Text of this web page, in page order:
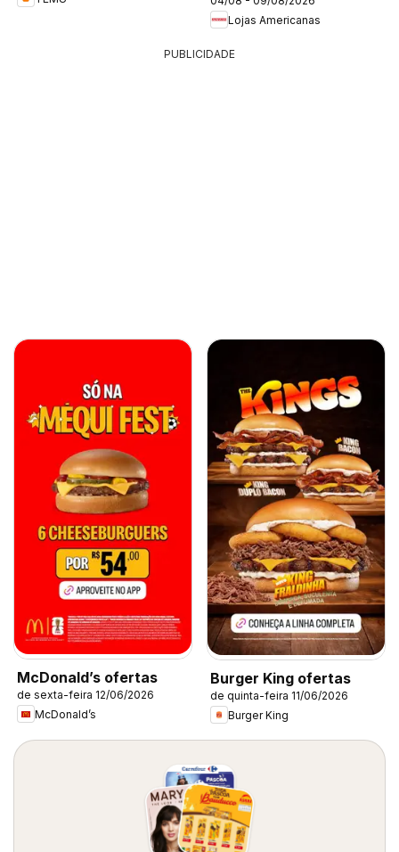
Lojas Americanas
PUBLICIDADE
McDonald’s ofertas
de sexta-feira 12/06/2026
McDonald’s
Burger King ofertas
de quinta-feira 11/06/2026
Burger King